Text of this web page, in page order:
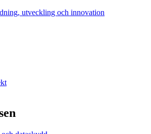
utveckling och innovation